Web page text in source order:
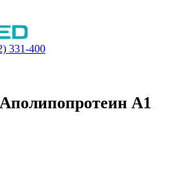
331-400
А1